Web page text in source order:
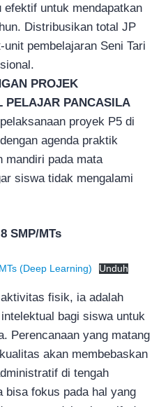
efektif untuk mendapatkan
Distribusikan total JP
pembelajaran Seni Tari
PROJEK
PELAJAR PANCASILA
proyek P5 di
agenda praktik
mandiri pada mata
siswa tidak mengalami
SMP/MTs
(Deep Learning) Unduh
fisik, ia adalah
bagi siswa untuk
Perencanaan yang matang
akan membebaskan
di tengah
bisa fokus pada hal yang